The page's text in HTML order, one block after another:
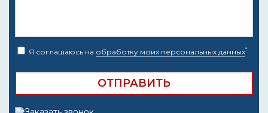
Я соглашаюсь на обработку моих персональных данных*